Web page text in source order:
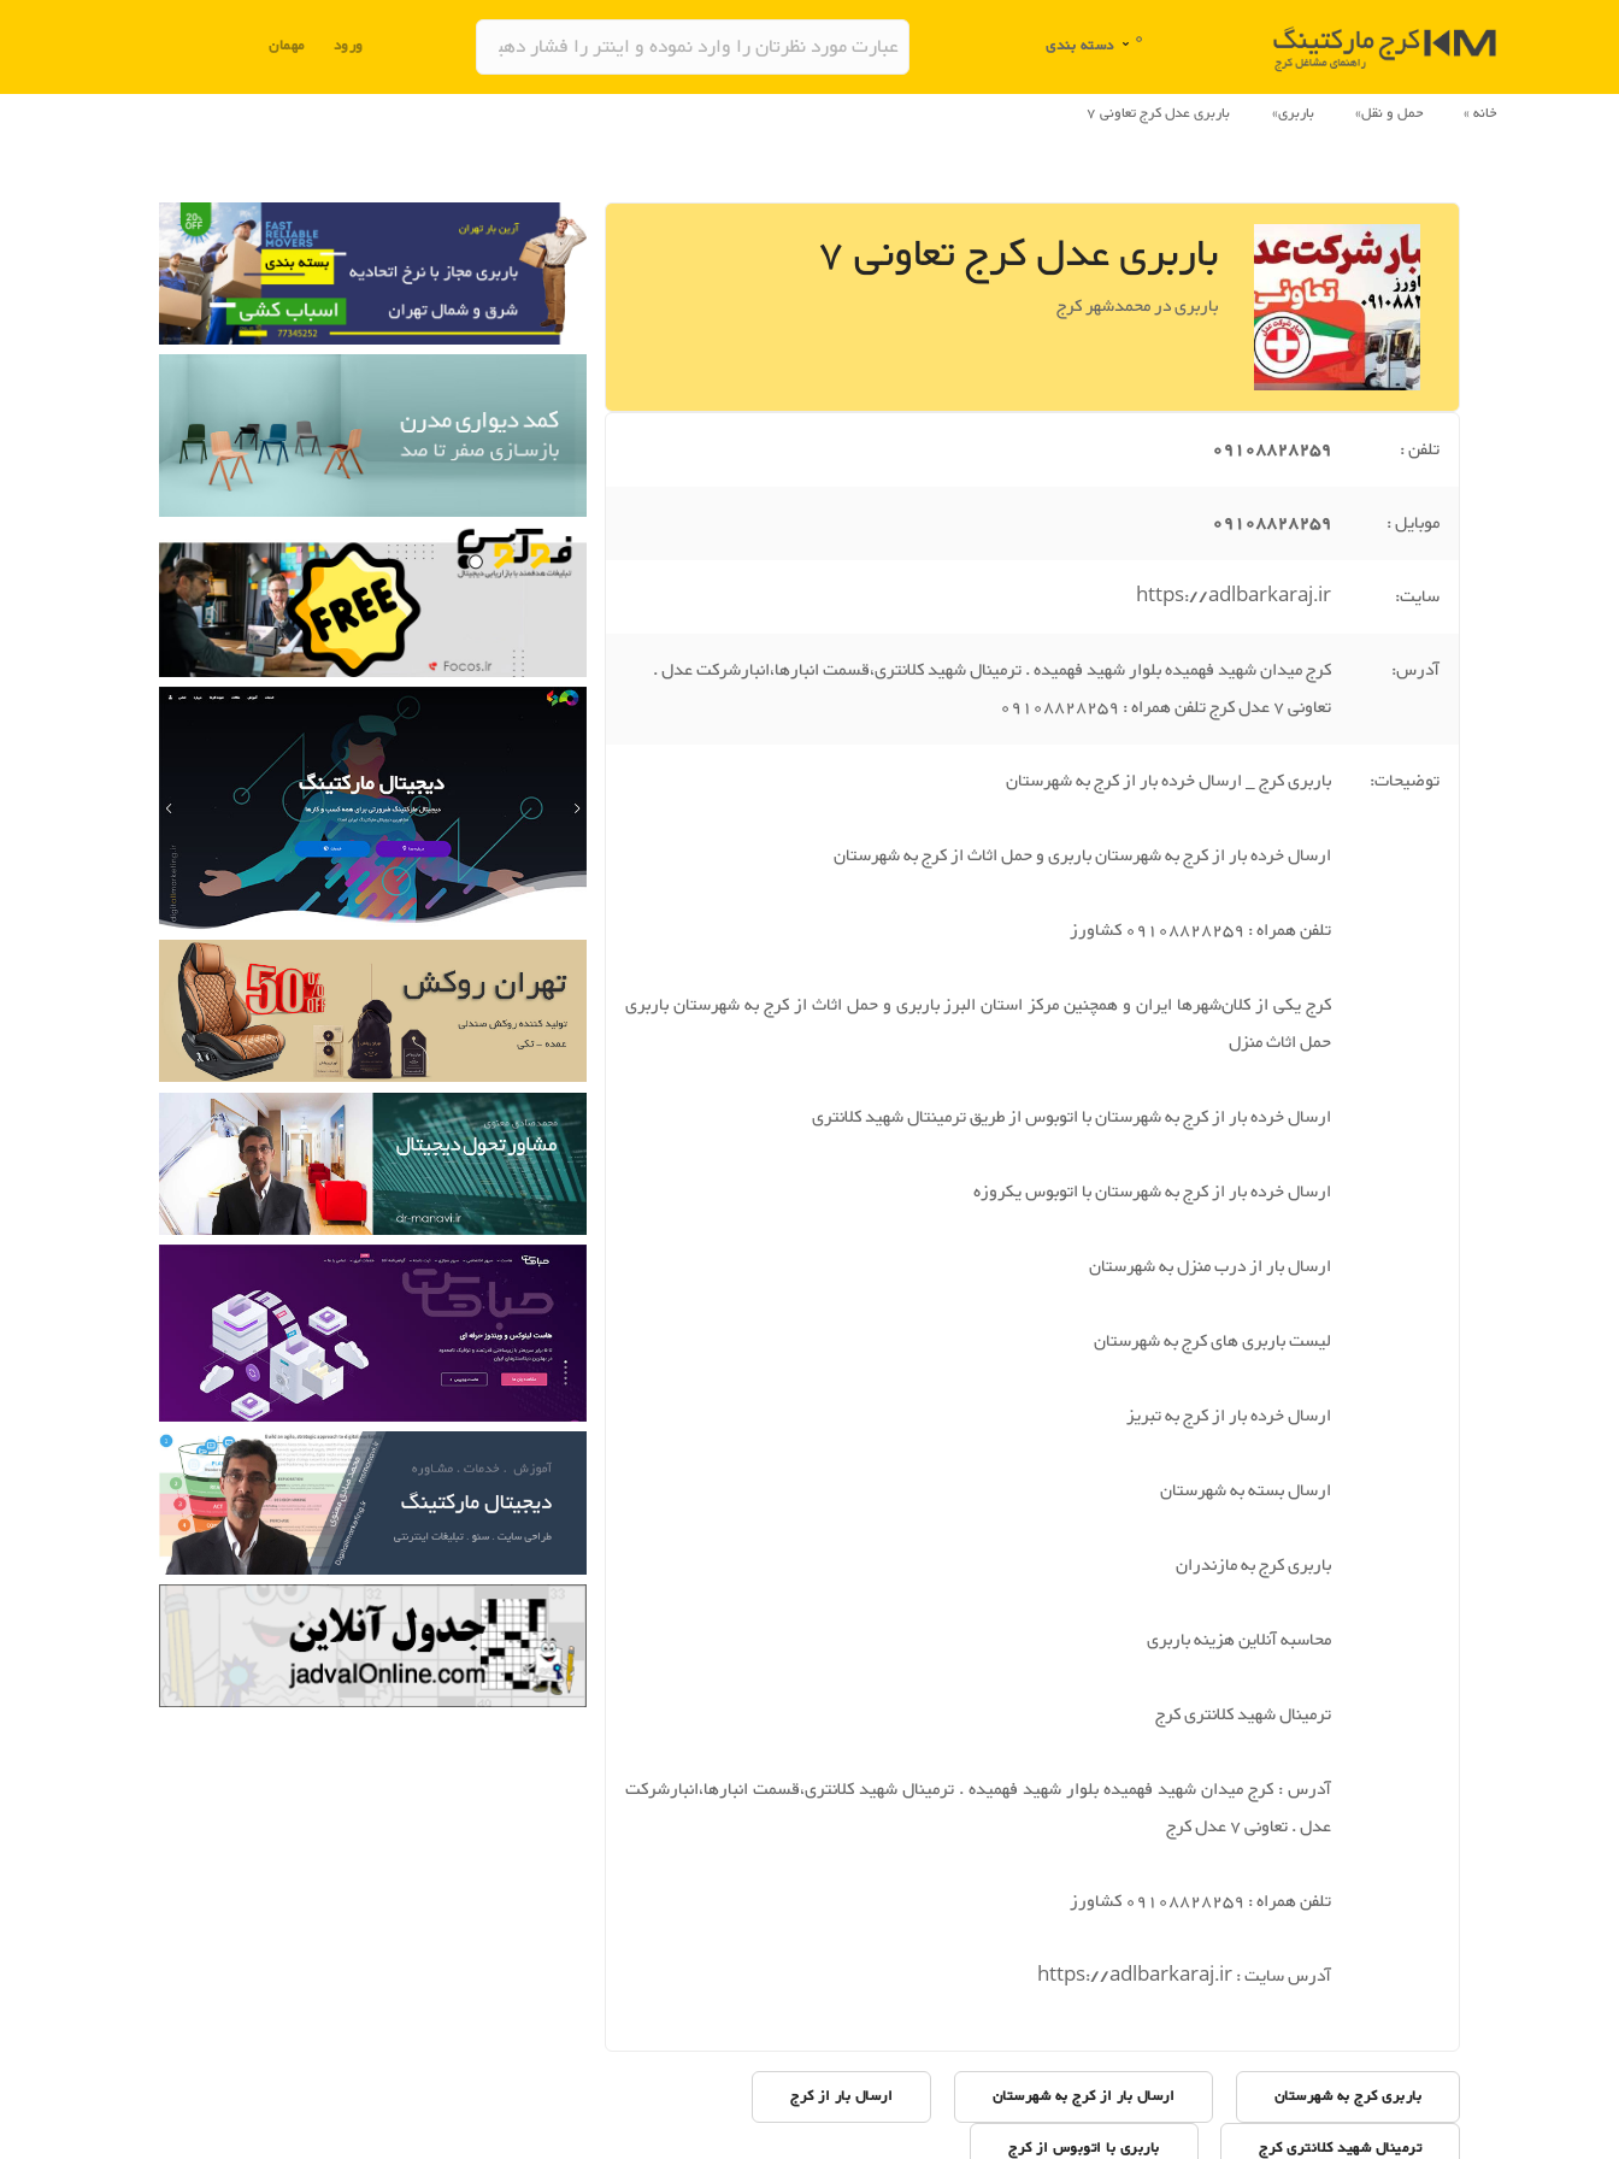
0 دسته بندی مهمان ورود
خانه حمل و نقل باربری باربری عدل کرج تعاونی 7
باربری عدل کرج تعاونی 7
باربری در محمدشهر کرج
تلفن : 09108828259
موبایل : 09108828259
سایت: https://adlbarkaraj.ir
آدرس:
کرج میدان شهید فهمیده بلوار شهید فهمیده . ترمینال شهید کلانتری،قسمت انبارها،انبارشرکت عدل .
تعاونی 7 عدل کرج تلفن همراه : 09108828259
توضیحات: باربری کرج _ ارسال خرده بار از کرج به شهرستان
ارسال خرده بار از کرج به شهرستان باربری و حمل اثاث از کرج به شهرستان
تلفن همراه : 09108828259 کشاورز
کرج یکی از کلان‌شهرها ایران و همچنین مرکز استان البرز باربری و حمل اثاث از کرج به شهرستان باربری
حمل اثاث منزل
ارسال خرده بار از کرج به شهرستان با اتوبوس از طریق ترمینتال شهید کلانتری
ارسال خرده بار از کرج به شهرستان با اتوبوس یکروزه
ارسال بار از درب منزل به شهرستان
لیست باربری های کرج به شهرستان
ارسال خرده بار از کرج به تبریز
ارسال بسته به شهرستان
باربری کرج به مازندران
محاسبه آنلاین هزینه باربری
ترمینال شهید کلانتری کرج
آدرس : کرج میدان شهید فهمیده بلوار شهید فهمیده . ترمینال شهید کلانتری،قسمت انبارها،انبارشرکت
عدل . تعاونی 7 عدل کرج
تلفن همراه : 09108828259 کشاورز
آدرس سایت : https://adlbarkaraj.ir
باربری کرج به شهرستان ارسال بار از کرج به شهرستان
ارسال بار از کرج
ترمینال شهید کلانتری کرج
باربری با اتوبوس از کرج